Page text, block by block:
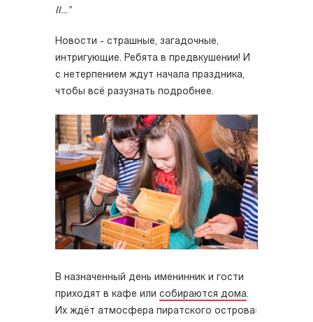
II...”
Новости - страшные, загадочные,
интригующие. Ребята в предвкушении! И
с нетерпением ждут начала праздника,
чтобы всё разузнать подробнее.
В назначенный день именинник и гости
приходят в кафе или собираются дома.
Их ждёт атмосфера пиратского острова: